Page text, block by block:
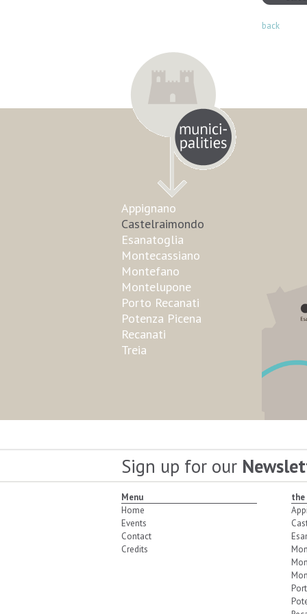
back
Appignano
Castelraimondo
Esanatoglia
Montecassiano
Montefano
Montelupone
Porto Recanati
Potenza Picena
Recanati
Treia
Sign up for our
Menu
Home
Events
Contact
Credits
the